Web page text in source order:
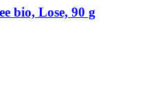
bio, Lose, 90 g